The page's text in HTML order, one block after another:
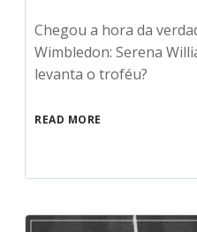
Chegou a hora da
Wimbledon: Serena
levanta o troféu?
READ MORE